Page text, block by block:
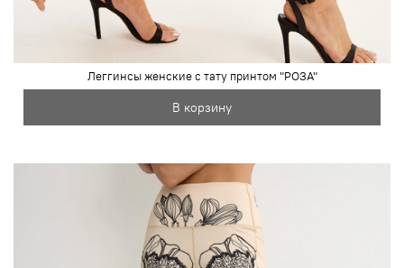
Леггинсы женские с тату принтом "РОЗА"
В корзину